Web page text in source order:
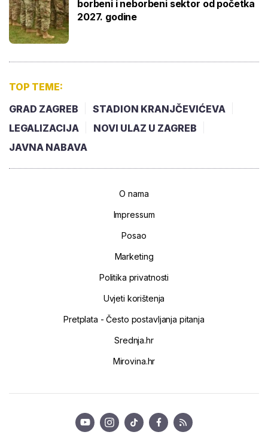
borbeni i neborbeni sektor od početka
2027. godine
TOP TEME:
GRAD ZAGREB
STADION KRANJČEVIĆEVA
LEGALIZACIJA
NOVI ULAZ U ZAGREB
JAVNA NABAVA
O nama
Impressum
Posao
Marketing
Politika privatnosti
Uvjeti korištenja
Pretplata - Često postavljanja pitanja
Srednja.hr
Mirovina.hr